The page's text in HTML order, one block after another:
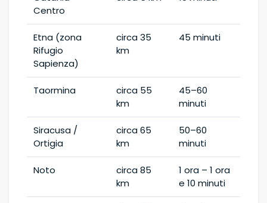
Centro
Etna (zona
Rifugio
Sapienza)
circa 35
km
45 minuti
Taormina
circa 55
km
45–60
minuti
Siracusa /
Ortigia
circa 65
km
50–60
minuti
Noto
circa 85
km
1 ora – 1 ora
e 10 minuti